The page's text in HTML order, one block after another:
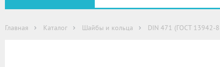
Главная Каталог Шайбы и кольца DIN 471 (ГОСТ 13942-